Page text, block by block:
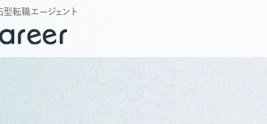
型転職エージェント